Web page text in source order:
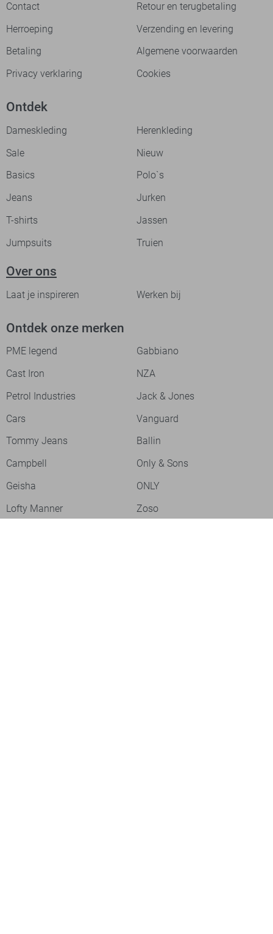
Contact
Retour en terugbetaling
Herroeping
Verzending en levering
Betaling
Algemene voorwaarden
Privacy verklaring
Cookies
Ontdek
Dameskleding
Herenkleding
Sale
Nieuw
Basics
Polo`s
Jeans
Jurken
T-shirts
Jassen
Jumpsuits
Truien
Over ons
Laat je inspireren Werken bij
Ontdek onze merken
PME legend
Gabbiano
Cast Iron
NZA
Petrol Industries
Jack & Jones
Cars
Vanguard
Tommy Jeans
Ballin
Campbell
Only & Sons
Geisha
ONLY
Lofty Manner
Zoso